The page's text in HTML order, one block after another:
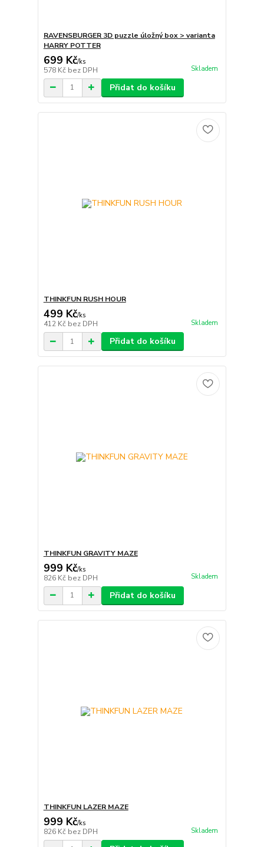
RAVENSBURGER 3D puzzle úložný box > varianta
HARRY POTTER
699 Kč/ks
578 Kč bez DPH Skladem
Přidat do košíku
THINKFUN RUSH HOUR
499 Kč/ks
412 Kč bez DPH Skladem
Přidat do košíku
THINKFUN GRAVITY MAZE
999 Kč/ks
826 Kč bez DPH Skladem
Přidat do košíku
THINKFUN LAZER MAZE
999 Kč/ks
826 Kč bez DPH Skladem